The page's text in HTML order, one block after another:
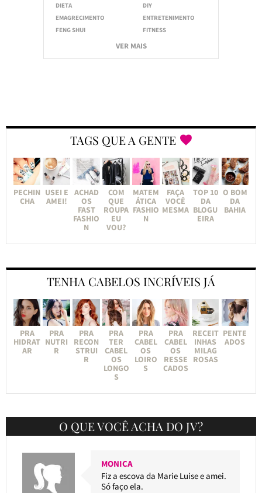
DIETA
DIY
EMAGRECIMENTO
ENTRETENIMENTO
FENG SHUI
FITNESS
VER MAIS
TAGS QUE A GENTE
PECHIN
CHA
USEI E
AMEI!
ACHAD
OS
FAST
FASHIO
N
COM
QUE
ROUPA
EU
VOU?
MATEM
ÁTICA
FASHIO
N
FAÇA
VOCÊ
MESMA
TOP 10
DA
BLOGU
EIRA
O BOM
DA
BAHIA
TENHA CABELOS INCRÍVEIS JÁ
PRA
HIDRAT
AR
PRA
NUTRI
R
PRA
RECON
STRUI
R
PRA
TER
CABEL
OS
LONGO
S
PRA
CABEL
OS
LOIRO
S
PRA
CABEL
OS
RESSE
CADOS
RECEIT
INHAS
MILAG
ROSAS
PENTE
ADOS
O QUE VOCÊ ACHA DO JV?
MONICA
Fiz a escova da Marie Luise e amei.
Só faço ela.